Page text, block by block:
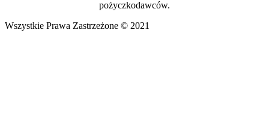
pożyczkodawców.
Wszystkie Prawa Zastrzeżone © 2021